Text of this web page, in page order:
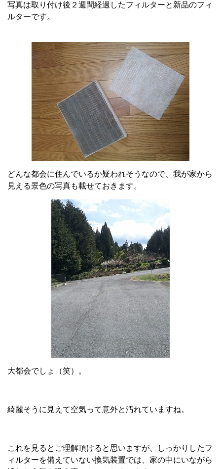
写真は取り付け後２週間経過したフィルターと新品のフィ
ルターです。
どんな都会に住んでいるか疑われそうなので、我が家から
見える景色の写真も載せておきます。
大都会でしょ（笑）。
綺麗そうに見えて空気って意外と汚れていますね。
これを見るとご理解頂けると思いますが、しっかりしたフ
ィルターを備えていない換気装置では、家の中にいながら